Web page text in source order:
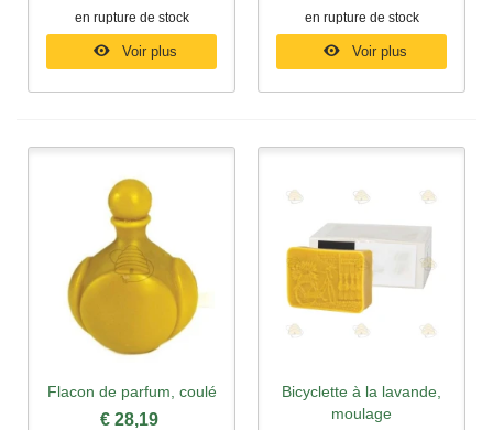
en rupture de stock
Voir plus
en rupture de stock
Voir plus
Flacon de parfum, coulé
€ 28,19
Bicyclette à la lavande,
moulage